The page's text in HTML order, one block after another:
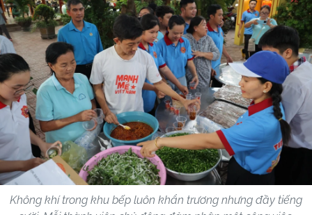
Không khí trong khu bếp luôn khẩn trương nhưng đầy tiếng